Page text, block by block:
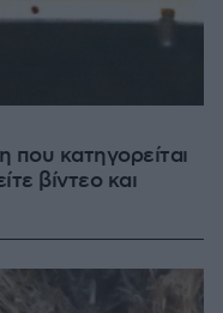
που κατηγορείται
βίντεο και